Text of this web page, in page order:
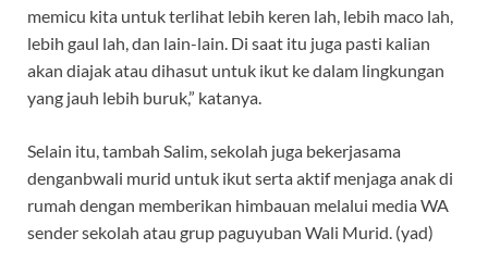
memicu kita untuk terlihat lebih keren lah, lebih maco lah,
lebih gaul lah, dan lain-lain. Di saat itu juga pasti kalian
akan diajak atau dihasut untuk ikut ke dalam lingkungan
yang jauh lebih buruk,” katanya.
Selain itu, tambah Salim, sekolah juga bekerjasama
denganbwali murid untuk ikut serta aktif menjaga anak di
rumah dengan memberikan himbauan melalui media WA
sender sekolah atau grup paguyuban Wali Murid. (yad)